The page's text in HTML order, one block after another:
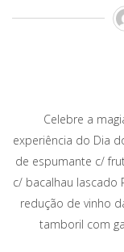
Celebre a
experiência do Dia
de espumante c/
c/ bacalhau lascado
redução de vinho
tamboril com